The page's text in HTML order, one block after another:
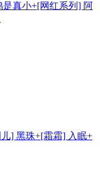
真小+[网红系列] 阿
] 黑珠+[霜霜] 入眠+